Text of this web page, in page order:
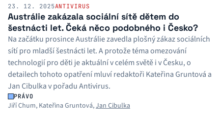
23. 12. 2025ANTIVIRUS
Austrálie zakázala sociální sítě dětem do
šestnácti let. Čeká něco podobného i Česko?
Na začátku prosince Austrálie zavedla plošný zákaz sociálních
sítí pro mladší šestnácti let. A protože téma omezování
technologií pro děti je aktuální v celém světě i v Česku, o
detailech tohoto opatření mluví redaktoři Kateřina Gruntová a
Jan Cibulka v pořadu Antivirus.
PRÁVO
Jiří Chum, Kateřina Gruntová,Jan Cibulka